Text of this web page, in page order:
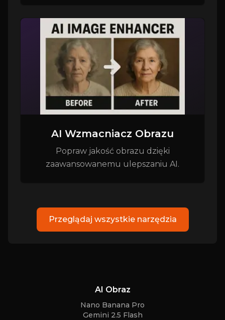
AI Wzmacniacz Obrazu
Popraw jakość obrazu dzięki
zaawansowanemu ulepszaniu AI.
Przeglądaj wszystkie narzędzia
AI Obraz
Nano Banana Pro
Gemini 2.5 Flash